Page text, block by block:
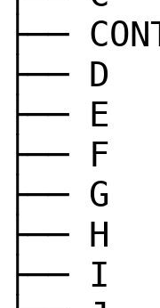
├──
├── D
├── E
├── F
├── G
├── H
├── I